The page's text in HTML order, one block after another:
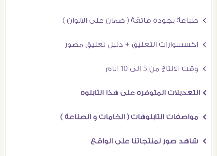
Ö طباعة بجودة فائقة ( ضمان على الالوان )
Ö اكسسوارات التعليق + دليل تعليق مصور
Ö وقت الانتاج من 5 الى 10 ايام
Ö التعديلات المتوفره على هذا التابلوه
Ö مواصفات التابلوهات ( الخامات و الصناعة )
Ö شاهد صور لمنتجاتنا على الواقع